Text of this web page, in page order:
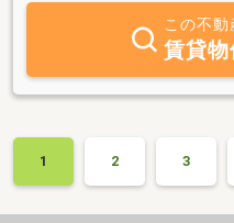
では初期費用分割やクレジッ
割引、保険加入、インターネ
ので、ご見学からご契約まで
ろん相談・見学は無料となり
ださいませ。
この不動
賃貸
1 2 3